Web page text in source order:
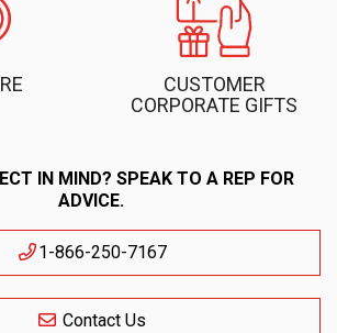
CUSTOMER
CORPORATE GIFTS
IN MIND? SPEAK TO A REP FOR
ADVICE.
1-866-250-7167
Contact Us